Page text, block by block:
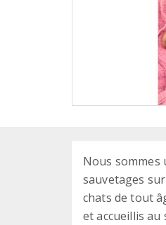
Nous sommes
sauvetages
chats de tout
et accueillis au